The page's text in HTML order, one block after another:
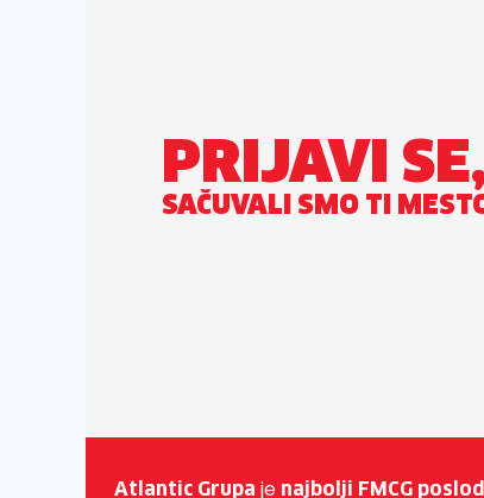
PRIJAVI
SAČUVALI SMO TI
Atlantic Grupa je najbolji FMCG